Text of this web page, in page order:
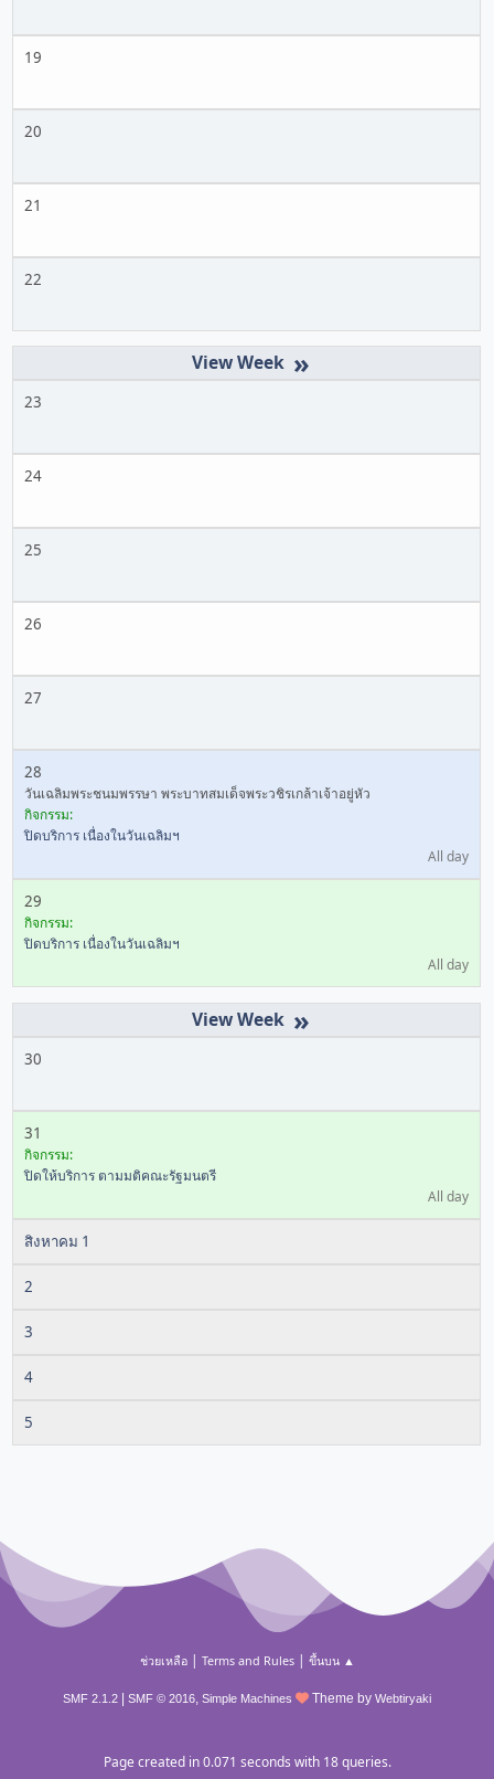
19
20
21
22
»
23
24
25
26
27
28
วันเฉลิมพระชนมพรรษา พระบาทสมเด็จพระวชิรเกล้าเจ้าอยู่หัว
กิจกรรม:
ปิดบริการ เนื่องในวันเฉลิมฯ
All day
29
กิจกรรม:
ปิดบริการ เนื่องในวันเฉลิมฯ
All day
»
30
31
กิจกรรม:
ปิดให้บริการ ตามมติคณะรัฐมนตรี
All day
สิงหาคม 1
2
3
4
5
ช่วยเหลือ| Terms and Rules| ขึ้นบน ▲
SMF 2.1.2 SMF © 2016, Simple Machines Theme by Webtiryaki
Page created in 0.071 seconds with 18 queries.